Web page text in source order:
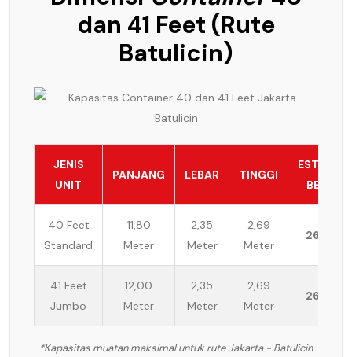
dan 41 Feet (Rute
Batulicin)
JENIS
UNIT
PANJANG LEBAR TINGGI
ESTIMASI
BEBAN
40 Feet
Standard
11,80
Meter
2,35
Meter
2,69
Meter
26 Ton
41 Feet
Jumbo
12,00
Meter
2,35
Meter
2,69
Meter
26 Ton
*Kapasitas muatan maksimal untuk rute Jakarta - Batulicin